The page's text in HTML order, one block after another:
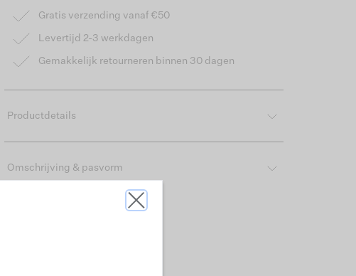
Gratis verzending vanaf €50
Levertijd 2-3 werkdagen
Gemakkelijk retourneren binnen 30 dagen
Productdetails
Omschrijving & pasvorm